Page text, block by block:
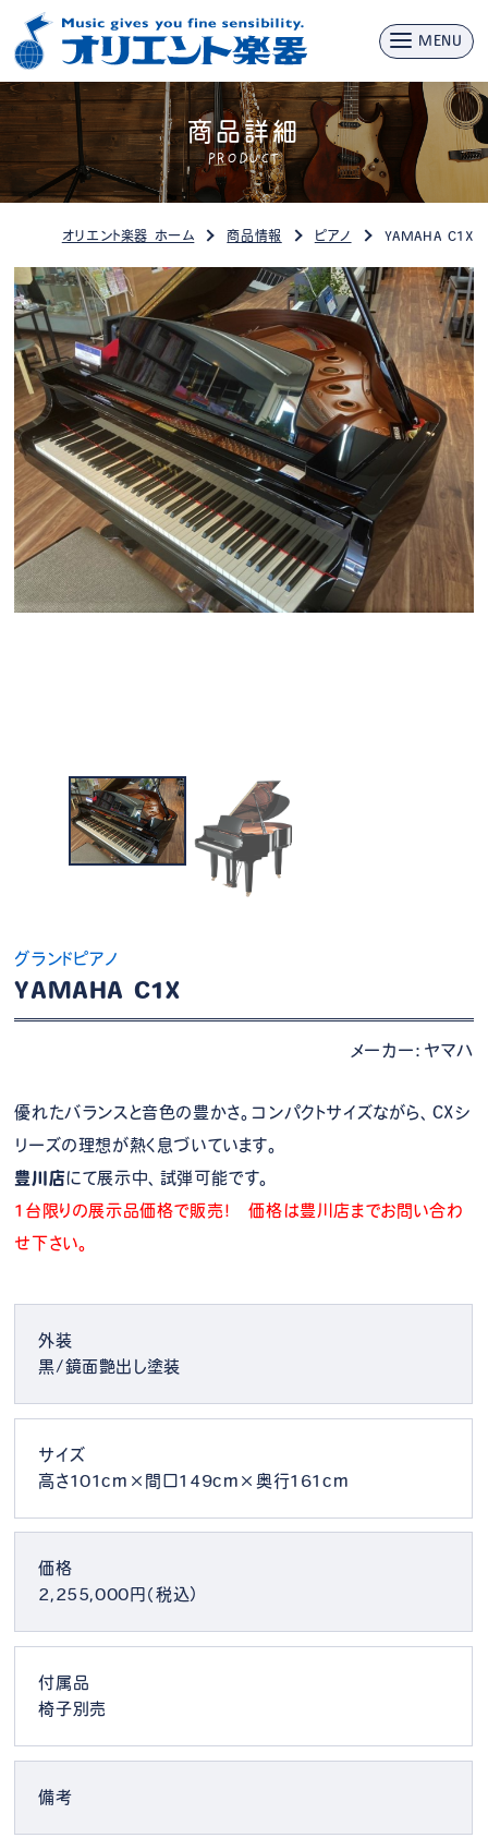
MENU
商品詳細
PRODUCT
オリエント楽器 ホーム 商品情報 ピアノ YAMAHA C1X
グランドピアノ
YAMAHA C1X
メーカー：ヤマハ
優れたバランスと音色の豊かさ。コンパクトサイズながら、CXシ
リーズの理想が熱く息づいています。
豊川店にて展示中、試弾可能です。
1台限りの展示品価格で販売！ 価格は豊川店までお問い合わ
せ下さい。
外装
黒/鏡面艶出し塗装
サイズ
高さ101cm×間口149cm×奥行161cm
価格
2,255,000円（税込）
付属品
椅子別売
備考